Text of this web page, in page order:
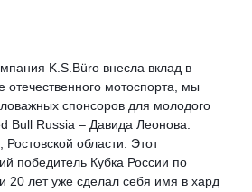
K.S.Büro внесла вклад в
отечественного мотоспорта, мы
спонсоров для молодого
Bull Russia – Давида Леонова.
области. Этот
победитель Кубка России по
20 лет уже сделал себя имя в хард